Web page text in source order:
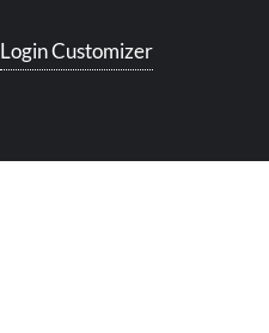
Login Customizer